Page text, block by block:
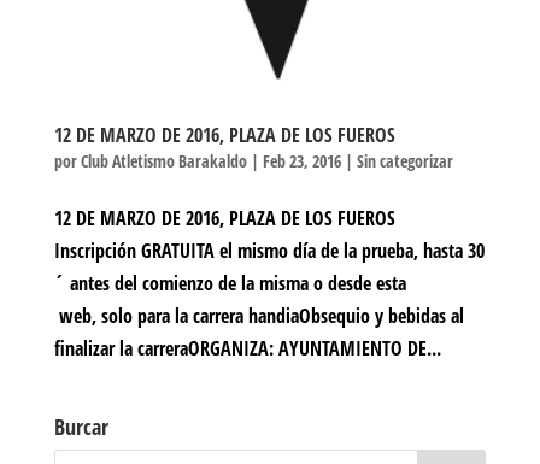
12 DE MARZO DE 2016, PLAZA DE LOS FUEROS
porClub Atletismo Barakaldo| Feb 23, 2016| Sin categorizar
12 DE MARZO DE 2016, PLAZA DE LOS FUEROS
Inscripción GRATUITA el mismo día de la prueba, hasta 30
´ antes del comienzo de la misma o desde esta
web, solo para la carrera handiaObsequio y bebidas al
finalizar la carreraORGANIZA: AYUNTAMIENTO DE...
Burcar